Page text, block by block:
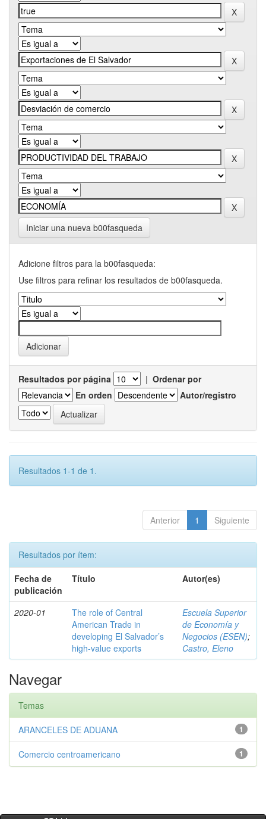
Iniciar una nueva b00fasqueda
Adicione filtros para la b00fasqueda:
Use filtros para refinar los resultados de b00fasqueda.
Resultados por página | Ordenar por
En orden
Autor/registro
Resultados 1-1 de 1.
Anterior 1 Siguiente
Resultados por ítem:
Fecha de
publicación
Título Autor(es)
2020-01
The role of Central
American Trade in
developing El Salvador’s
high-value exports
Escuela Superior
de Economía y
Negocios (ESEN);
Castro, Eleno
Navegar
Temas
1
ARANCELES DE ADUANA
1
Comercio centroamericano